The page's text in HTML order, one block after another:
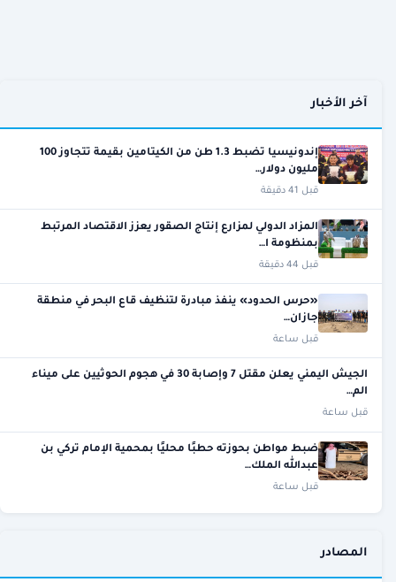
آخر الأخبار
إندونيسيا تضبط 1.3 طن من الكيتامين بقيمة تتجاوز 100
مليون دولار…
قبل 41 دقيقة
المزاد الدولي لمزارع إنتاج الصقور يعزز الاقتصاد المرتبط
بمنظومة ا…
قبل 44 دقيقة
«حرس الحدود» ينفذ مبادرة لتنظيف قاع البحر في منطقة
جازان…
قبل ساعة
الجيش اليمني يعلن مقتل 7 وإصابة 30 في هجوم الحوثيين على ميناء
الم…
قبل ساعة
ضبط مواطن بحوزته حطبًا محليًا بمحمية الإمام تركي بن
عبدالله الملك…
قبل ساعة
المصادر